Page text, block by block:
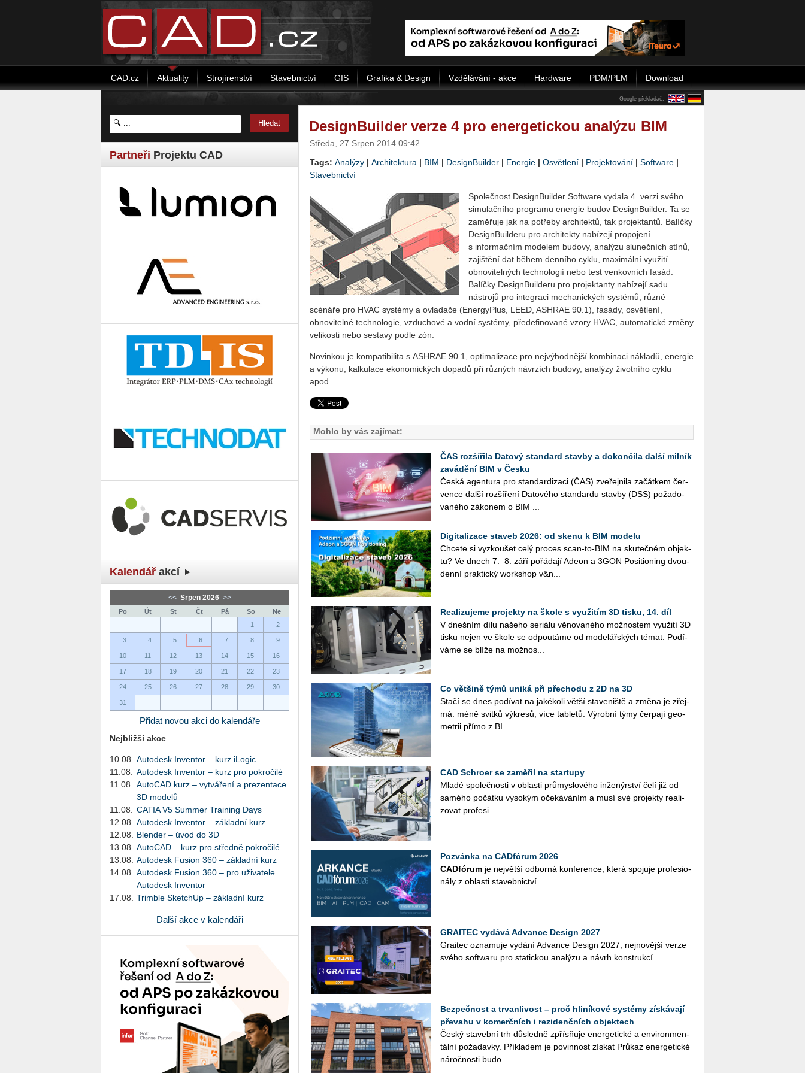
CAD.cz Aktuality Strojírenství Stavebnictví GIS Grafika & Design Vzdělávání - akce Hardware PDM/PLM Download
Google překladač:
Partneři Projektu CAD
Kalendář akcí
<< Srpen 2026 >>
Po Út St Čt Pá So
Ne
1
2
3 4 5 6 7 8 9
10 11 12 13 14 15 16
17 18 19 20 21 22 23
24 25 26 27 28 29 30
31
Přidat novou akci do kalendáře
Nejbližší akce
10.08.
Autodesk Inventor – kurz iLogic
11.08.
Autodesk Inventor – kurz pro pokročilé
11.08.
AutoCAD kurz – vytváření a prezentace
3D modelů
11.08.
CATIA V5 Summer Training Days
12.08.
Autodesk Inventor – základní kurz
12.08.
Blender – úvod do 3D
13.08.
AutoCAD – kurz pro středně pokročilé
13.08.
Autodesk Fusion 360 – základní kurz
14.08.
Autodesk Fusion 360 – pro uživatele
Autodesk Inventor
17.08.
Trimble SketchUp – základní kurz
Další akce v kalendáři
DesignBuilder verze 4 pro energetickou analýzu BIM
Středa, 27 Srpen 2014 09:42
Tags: Analýzy | Architektura | BIM | DesignBuilder | Energie | Osvětlení | Projektování | Software |
Stavebnictví
Společnost DesignBuilder Software vydala 4. verzi svého
simulačního programu energie budov DesignBuilder. Ta se
zaměřuje jak na potřeby architektů, tak projektantů. Balíčky
DesignBuilderu pro architekty nabízejí propojení
s informačním modelem budovy, analýzu slunečních stínů,
zajištění dat během denního cyklu, maximální využití
obnovitelných technologií nebo test venkovních fasád.
Balíčky DesignBuilderu pro projektanty nabízejí sadu
nástrojů pro integraci mechanických systémů, různé
scénáře pro HVAC systémy a ovladače (EnergyPlus, LEED, ASHRAE 90.1), fasády, osvětlení,
obnovitelné technologie, vzduchové a vodní systémy, předefinované vzory HVAC, automatické změny
velikosti nebo sestavy podle zón.
Novinkou je kompatibilita s ASHRAE 90.1, optimalizace pro nejvýhodnější kombinaci nákladů, energie
a výkonu, kalkulace ekonomických dopadů při různých návrzích budovy, analýzy životního cyklu
apod.
Mohlo by vás zajímat:
ČAS rozšířila Datový standard stavby a dokončila další milník
zavádění BIM v Česku
Česká agen­tu­ra pro stan­dar­di­za­ci (ČAS) zve­řej­ni­la za­čát­kem čer­
ven­ce další roz­ší­ře­ní Da­to­vé­ho stan­dar­du stav­by (DSS) po­ža­do­
va­né­ho zá­ko­nem o BIM ...
Digitalizace staveb 2026: od skenu k BIM modelu
Chce­te si vy­zkou­šet celý pro­ces scan-to-BIM na sku­teč­ném ob­jek­
tu? Ve dnech 7.–8. září po­řá­da­jí Adeon a 3GON Po­si­ti­o­ning dvou­
den­ní prak­tic­ký work­shop v&n...
Realizujeme projekty na škole s využitím 3D tisku, 14. díl
V dneš­ním dílu na­še­ho se­ri­á­lu vě­no­va­né­ho mož­nos­tem vy­u­ži­tí 3D
tisku nejen ve škole se od­pou­tá­me od mo­de­lář­ských témat. Po­dí­
vá­me se blíže na mož­nos­...
Co většině týmů uniká při přechodu z 2D na 3D
Stačí se dnes po­dí­vat na ja­ké­ko­li větší sta­ve­niš­tě a změna je zřej­
má: méně svit­ků vý­kre­sů, více table­tů. Vý­rob­ní týmy čer­pa­jí ge­o­
me­t­rii přímo z BI...
CAD Schroer se zaměřil na startupy
Mladé spo­leč­nos­ti v ob­las­ti prů­mys­lo­vé­ho in­že­nýr­ství čelí již od
sa­mé­ho po­čát­ku vy­so­kým oče­ká­vá­ním a musí své pro­jek­ty re­a­li­
zo­vat pro­fe­si­...
Pozvánka na CADfórum 2026
CAD­fó­rum je nej­vět­ší od­bor­ná kon­fe­ren­ce, která spo­ju­je pro­fe­si­o­
ná­ly z ob­las­ti sta­veb­nic­tví...
GRAITEC vydává Advance Design 2027
Grai­tec ozna­mu­je vy­dá­ní Advan­ce De­sign 2027, nej­no­věj­ší verze
svého soft­wa­ru pro sta­tic­kou ana­lý­zu a návrh kon­st­ruk­cí ...
Bezpečnost a trvanlivost – proč hliníkové systémy získávají
převahu v komerčních i rezidenčních objektech
Český sta­veb­ní trh dů­sled­ně zpřísňuje ener­ge­tic­ké a en­vi­ron­men­
tál­ní po­ža­dav­ky. Pří­kla­dem je po­vin­nost zís­kat Prů­kaz ener­ge­tic­ké
ná­roč­nos­ti bu­do­...